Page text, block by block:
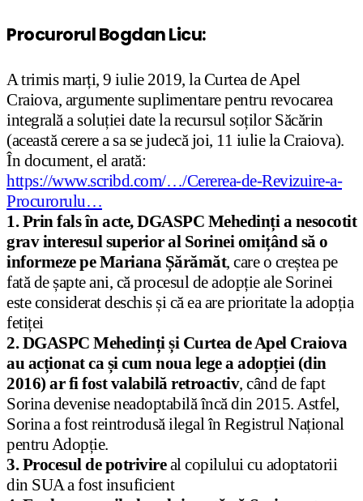
Procurorul Bogdan Licu:
A trimis marți, 9 iulie 2019, la Curtea de Apel
Craiova, argumente suplimentare pentru revocarea
integrală a soluției date la recursul soților Săcărin
(această cerere a sa se judecă joi, 11 iulie la Craiova).
În document, el arată:
https://www.scribd.com/…/Cererea-de-Revizuire-a-
Procurorulu…
1. Prin fals în acte, DGASPC Mehedinți a nesocotit
grav interesul superior al Sorinei omițând să o
informeze pe Mariana Șărămăt, care o creștea pe
fată de șapte ani, că procesul de adopție ale Sorinei
este considerat deschis și că ea are prioritate la adopția
fetiței
2. DGASPC Mehedinți și Curtea de Apel Craiova
au acționat ca și cum noua lege a adopției (din
2016) ar fi fost valabilă retroactiv, când de fapt
Sorina devenise neadoptabilă încă din 2015. Astfel,
Sorina a fost reintrodusă ilegal în Registrul Național
pentru Adopție.
3. Procesul de potrivireal copilului cu adoptatorii
din SUA a fost insuficient